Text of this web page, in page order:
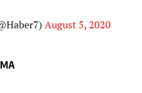
August 5, 2020